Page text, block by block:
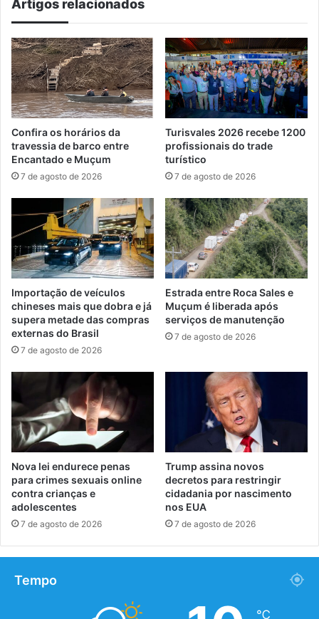
do
concurso
Artigos relacionados
Confira os horários da
travessia de barco entre
Encantado e Muçum
7 de agosto de 2026
Turisvales 2026 recebe 1200
profissionais do trade
turístico
7 de agosto de 2026
Importação de veículos
chineses mais que dobra e já
supera metade das compras
externas do Brasil
7 de agosto de 2026
Estrada entre Roca Sales e
Muçum é liberada após
serviços de manutenção
7 de agosto de 2026
Nova lei endurece penas
para crimes sexuais online
contra crianças e
adolescentes
7 de agosto de 2026
Trump assina novos
decretos para restringir
cidadania por nascimento
nos EUA
7 de agosto de 2026
Tempo
℃